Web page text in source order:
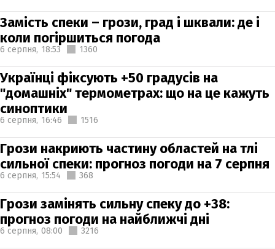
Замість спеки – грози, град і шквали: де і
коли погіршиться погода
6 серпня, 18:53 1360
Українці фіксують +50 градусів на
"домашніх" термометрах: що на це кажуть
синоптики
6 серпня, 16:46 1516
Грози накриють частину областей на тлі
сильної спеки: прогноз погоди на 7 серпня
6 серпня, 15:54 368
Грози замінять сильну спеку до +38:
прогноз погоди на найближчі дні
6 серпня, 08:00 3216